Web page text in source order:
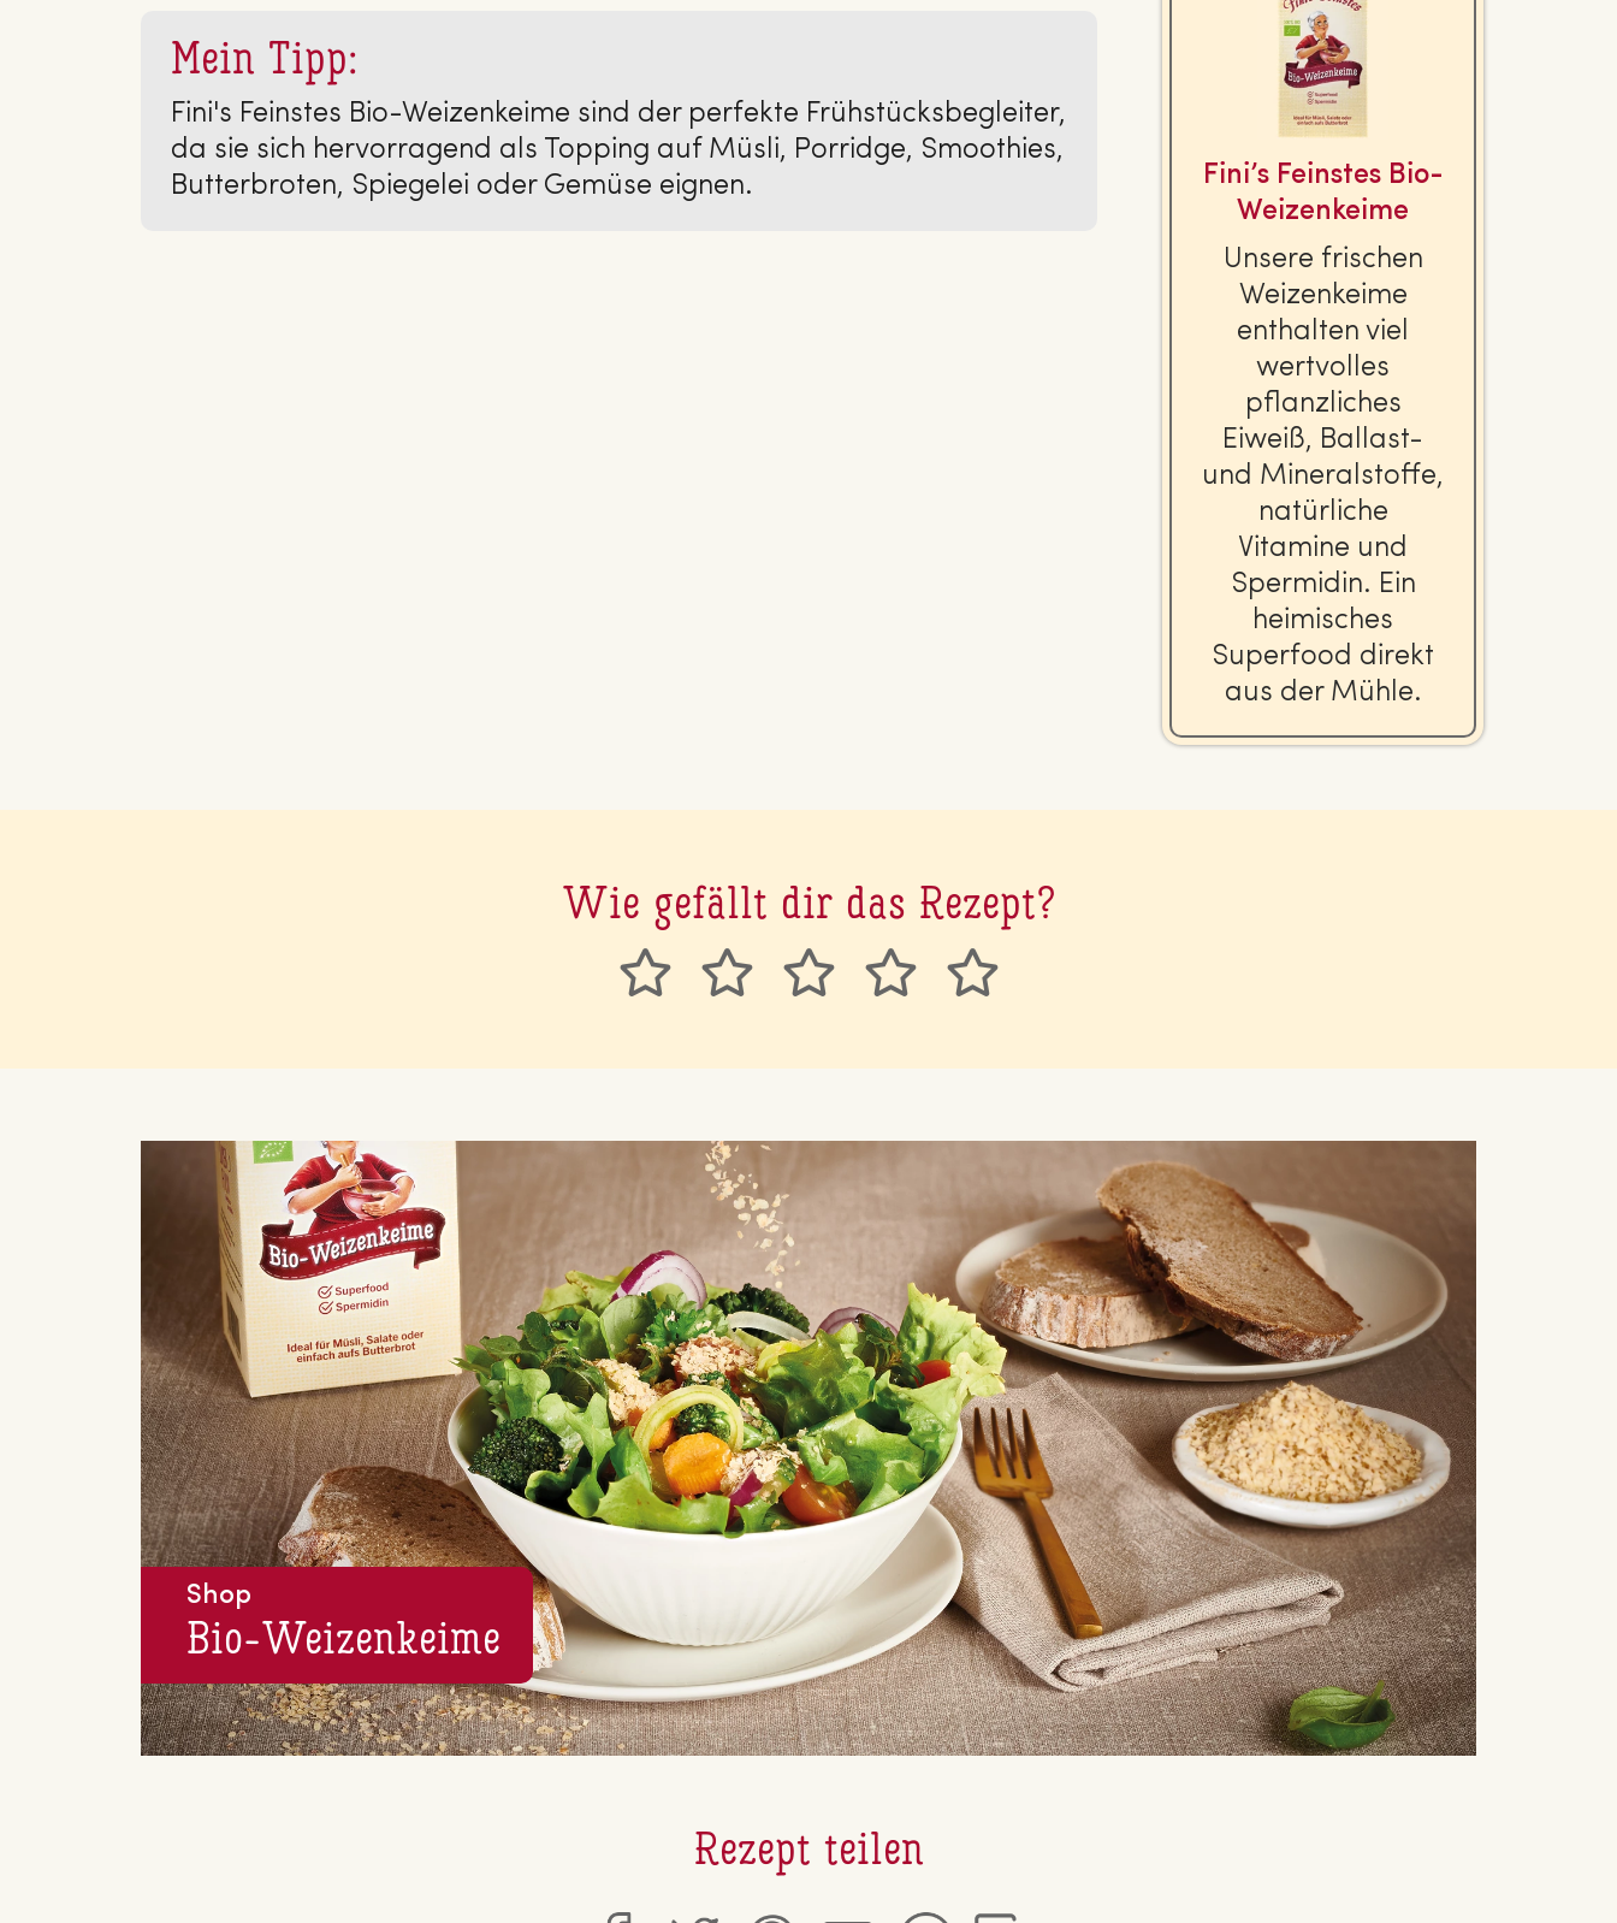
Mein Tipp:
Fini's Feinstes Bio-Weizenkeime sind der perfekte Frühstücksbegleiter,
da sie sich hervorragend als Topping auf Müsli, Porridge, Smoothies,
Butterbroten, Spiegelei oder Gemüse eignen.
Fini’s Feinstes Bio-
Wei­zen­kei­me
Unsere frischen
Wei­zen­kei­me
enthalten viel
wert­vol­les
pflanz­li­ches
Eiweiß, Ballast-
und Mi­ne­ral­stof­fe,
na­tür­li­che
Vitamine und
Spermidin. Ein
hei­mi­sches
Superfood direkt
aus der Mühle.
Wie gefällt dir das Rezept?
Shop
Bio-Wei­zen­kei­me
Rezept teilen